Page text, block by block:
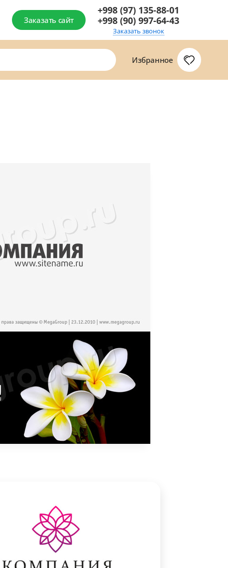
Заказать сайт
+998 (97) 135-88-01
+998 (90) 997-64-43
Заказать звонок
Избранное